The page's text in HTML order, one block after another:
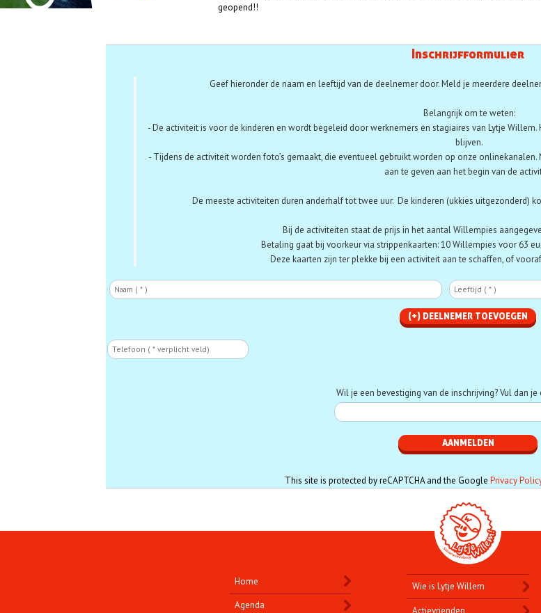
geopend!!
Inschrijfformulier
Geef hieronder de naam en leeftijd van de deelnemer door. Meld je meerdere
Belangrijk om te weten:
- De activiteit is voor de kinderen en wordt begeleid door werknemers en stagiaires van Lytje
blijven.
- Tijdens de activiteit worden foto’s gemaakt, die eventueel gebruikt worden op onze
aan te geven aan het begin van de
De meeste activiteiten duren anderhalf tot twee uur. De kinderen (ukkies uitgezonderd)
Bij de activiteiten staat de prijs in het aantal Willempies
Betaling gaat bij voorkeur via strippenkaarten:10 Willempies voor 63
Deze kaarten zijn ter plekke bij een activiteit aan te schaffen, of
Deelnemer
Phone
Wil je een bevestiging van de inschrijving? Vul dan
This site is protected by reCAPTCHA and the Google Privacy
Home
Agenda
Wie is Lytje Willem